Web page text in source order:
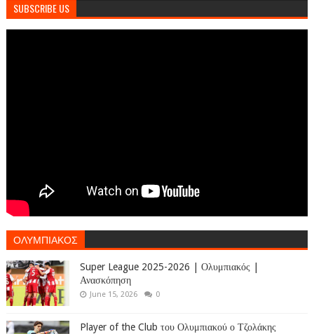
SUBSCRIBE US
ΟΛΥΜΠΙΑΚΟΣ
Super League 2025-2026 | Ολυμπιακός |
Ανασκόπηση
June 15, 2026 0
Player of the Club του Ολυμπιακού ο Τζολάκης